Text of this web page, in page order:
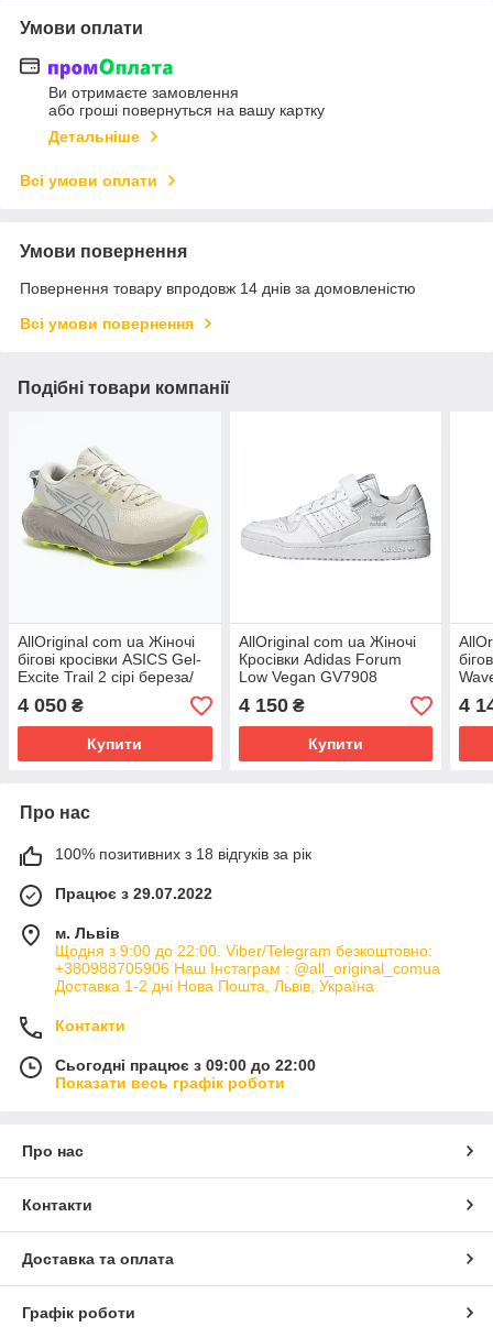
Умови оплати
Ви отримаєте замовлення
або гроші повернуться на вашу картку
Детальніше
Всі умови оплати
Умови повернення
Повернення товару впродовж 14 днів за домовленістю
Всі умови повернення
Подібні товари компанії
AllOriginal com ua Жіночі
бігові кросівки ASICS Gel-
Excite Trail 2 сірі береза/
дельфін РОЗМІРИ
ЗАПИТУЙТЕ
4 050 ₴
Купити
AllOriginal com ua Жіночі
Кросівки Adidas Forum
Low Vegan GV7908
(Оригінал) РОЗМІРИ
ЗАПИТУЙТЕ
4 150₴
Купити
4
Про нас
100% позитивних з 18 відгуків за рік
Працює з 29.07.2022
м. Львів
Щодня з 9:00 до 22:00. Viber/Telegram безкоштовно:
+380988705906 Наш Інстаграм : @all_original_comua
Доставка 1-2 дні Нова Пошта, Львів, Україна
Контакти
Сьогодні працює з 09:00 до 22:00
Показати весь графік роботи
Про нас
Контакти
Доставка та оплата
Графік роботи